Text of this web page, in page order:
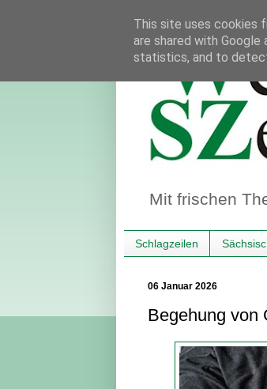
Mit frischen
Schlagzeilen
06 Januar 2026
Begehung von
This site uses cookies
are shared with
statistics, and to